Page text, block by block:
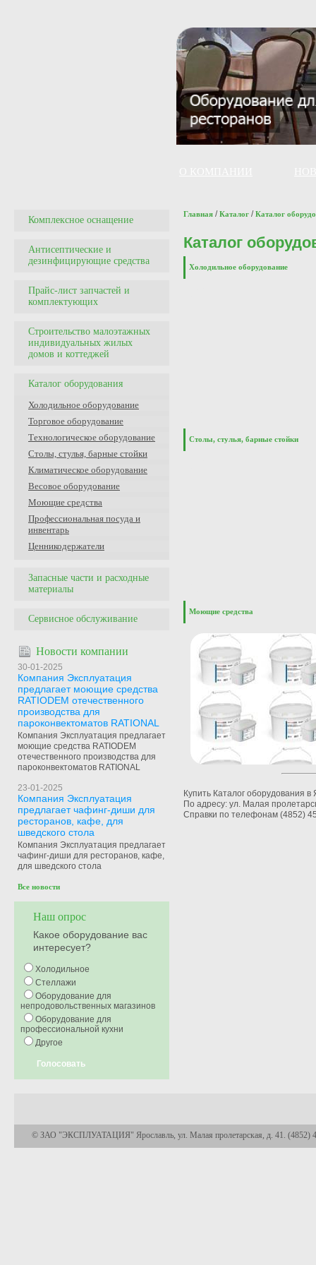
Комплексное оснащение
Антисептические и
дезинфицирующие средства
Прайс-лист запчастей и
комплектующих
Строительство малоэтажных
индивидуальных жилых
домов и коттеджей
Каталог оборудования
Холодильное оборудование
Торговое оборудование
Технологическое оборудование
Столы, стулья, барные стойки
Климатическое оборудование
Весовое оборудование
Моющие средства
Профессиональная посуда и
инвентарь
Ценникодержатели
Запасные части и расходные
материалы
Сервисное обслуживание
Новости компании
30-01-2025
Компания Эксплуатация
предлагает моющие средства
RATIODEM отечественного
производства для
пароконвектоматов RATIONAL
Компания Эксплуатация предлагает
моющие средства RATIODEM
отечественного производства для
пароконвектоматов RATIONAL
23-01-2025
Компания Эксплуатация
предлагает чафинг-диши для
ресторанов, кафе, для
шведского стола
Компания Эксплуатация предлагает
чафинг-диши для ресторанов, кафе,
для шведского стола
Все новости
Наш опрос
Какое оборудование вас
интересует?
Холодильное
Стеллажи
Оборудование для
непродовольственных магазинов
Оборудование для
профессиональной кухни
Другое
Голосовать
Главная /Каталог /Каталог
Каталог
Холодильное оборудование
Столы, стулья, барные стойки
Моющие средства
Купить Каталог оборудования
По адресу: ул. Малая
Справки по телефонам (4852)
© ЗАО "ЭКСПЛУАТАЦИЯ" Ярославль, ул. Малая пролетарская, д. 41. (4852)